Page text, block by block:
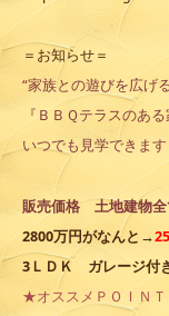
＝お知らせ＝
“家族との遊びを広げ
『ＢＢＱテラスのあ
いつでも見学できます
販売価格 土地建物全
2800万円がなんと→
3ＬＤＫ ガレージ付
★オススメＰＯＩＮＴ